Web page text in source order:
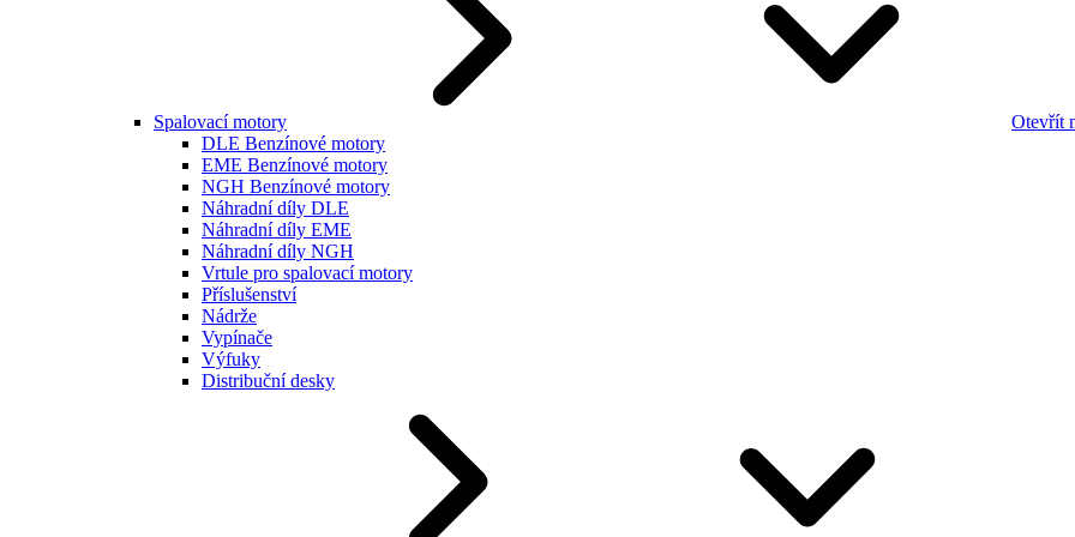
Spalovací motory
Otevřít
DLE Benzínové motory
EME Benzínové motory
NGH Benzínové motory
Náhradní díly DLE
Náhradní díly EME
Náhradní díly NGH
Vrtule pro spalovací motory
Příslušenství
Nádrže
Vypínače
Výfuky
Distribuční desky